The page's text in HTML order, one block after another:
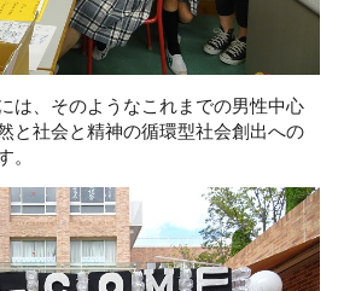
は、そのようなこれまでの男性中心
と社会と精神の循環型社会創出への
。